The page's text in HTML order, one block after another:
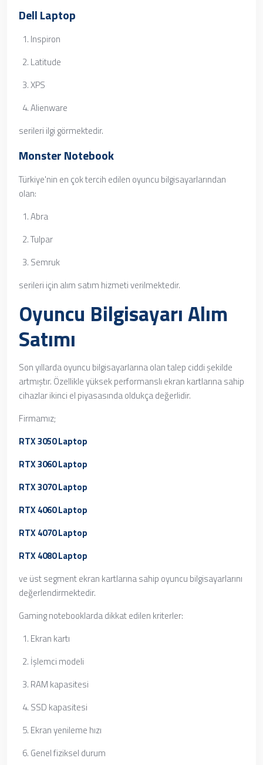
Dell Laptop
Inspiron
Latitude
XPS
Alienware
serileri ilgi görmektedir.
Monster Notebook
Türkiye'nin en çok tercih edilen oyuncu bilgisayarlarından
olan:
Abra
Tulpar
Semruk
serileri için alım satım hizmeti verilmektedir.
Oyuncu Bilgisayarı Alım
Satımı
Son yıllarda oyuncu bilgisayarlarına olan talep ciddi şekilde
artmıştır. Özellikle yüksek performanslı ekran kartlarına sahip
cihazlar ikinci el piyasasında oldukça değerlidir.
Firmamız;
RTX 3050 Laptop
RTX 3060 Laptop
RTX 3070 Laptop
RTX 4060 Laptop
RTX 4070 Laptop
RTX 4080 Laptop
ve üst segment ekran kartlarına sahip oyuncu bilgisayarlarını
değerlendirmektedir.
Gaming notebooklarda dikkat edilen kriterler:
Ekran kartı
İşlemci modeli
RAM kapasitesi
SSD kapasitesi
Ekran yenileme hızı
Genel fiziksel durum